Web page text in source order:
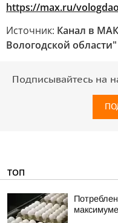
https://max.ru/
Источник: Канал в
Вологодской области"
Подписывайтесь на
ТОП